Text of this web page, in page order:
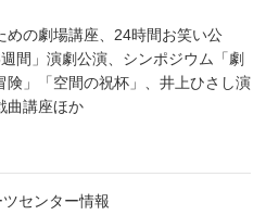
めの劇場講座、24時間お笑い公
間」演劇公演、シンポジウム「劇
」「空間の祝杯」、井上ひさし演
曲講座ほか
ツセンター情報